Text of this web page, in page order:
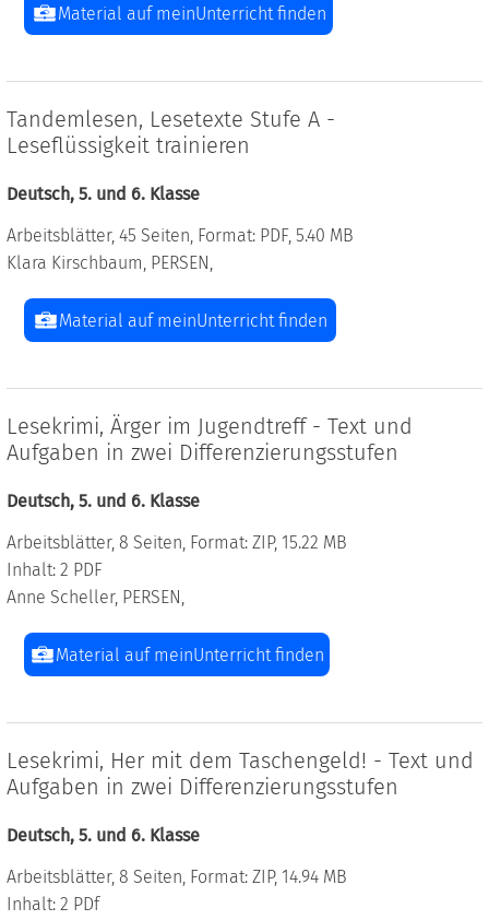
Material auf meinUnterricht finden
Tandemlesen, Lesetexte Stufe A -
Leseflüssigkeit trainieren
Deutsch, 5. und 6. Klasse
Arbeitsblätter, 45 Seiten, Format: PDF, 5.40 MB
Klara Kirschbaum, PERSEN,
Material auf meinUnterricht finden
Lesekrimi, Ärger im Jugendtreff - Text und
Aufgaben in zwei Differenzierungsstufen
Deutsch, 5. und 6. Klasse
Arbeitsblätter, 8 Seiten, Format: ZIP, 15.22 MB
Inhalt: 2 PDF
Anne Scheller, PERSEN,
Material auf meinUnterricht finden
Lesekrimi, Her mit dem Taschengeld! - Text und
Aufgaben in zwei Differenzierungsstufen
Deutsch, 5. und 6. Klasse
Arbeitsblätter, 8 Seiten, Format: ZIP, 14.94 MB
Inhalt: 2 PDf